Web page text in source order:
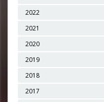
2022
2021
2020
2019
2018
2017